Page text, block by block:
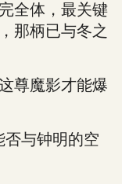
全体，最关键
那柄已与冬之
尊魔影才能爆
与钟明的空